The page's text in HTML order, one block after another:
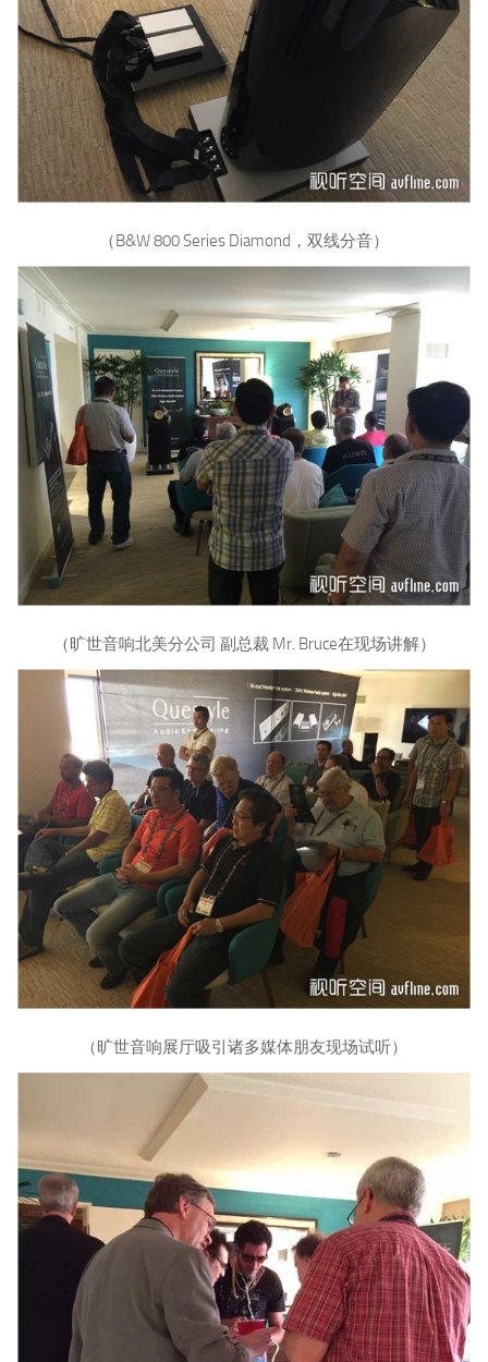
（B&W 800 Series Diamond，双线分音）
（旷世音响北美分公司 副总裁 Mr. Bruce在现场讲解）
（旷世音响展厅吸引诸多媒体朋友现场试听）